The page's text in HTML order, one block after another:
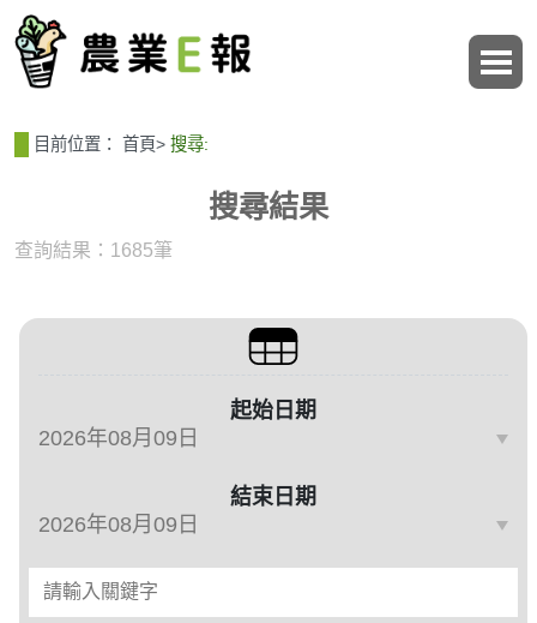
目前位置： 首頁> 搜尋:
搜尋結果
查詢結果：1685筆
篩選與搜尋條件
起始日期
結束日期
請輸入關鍵字